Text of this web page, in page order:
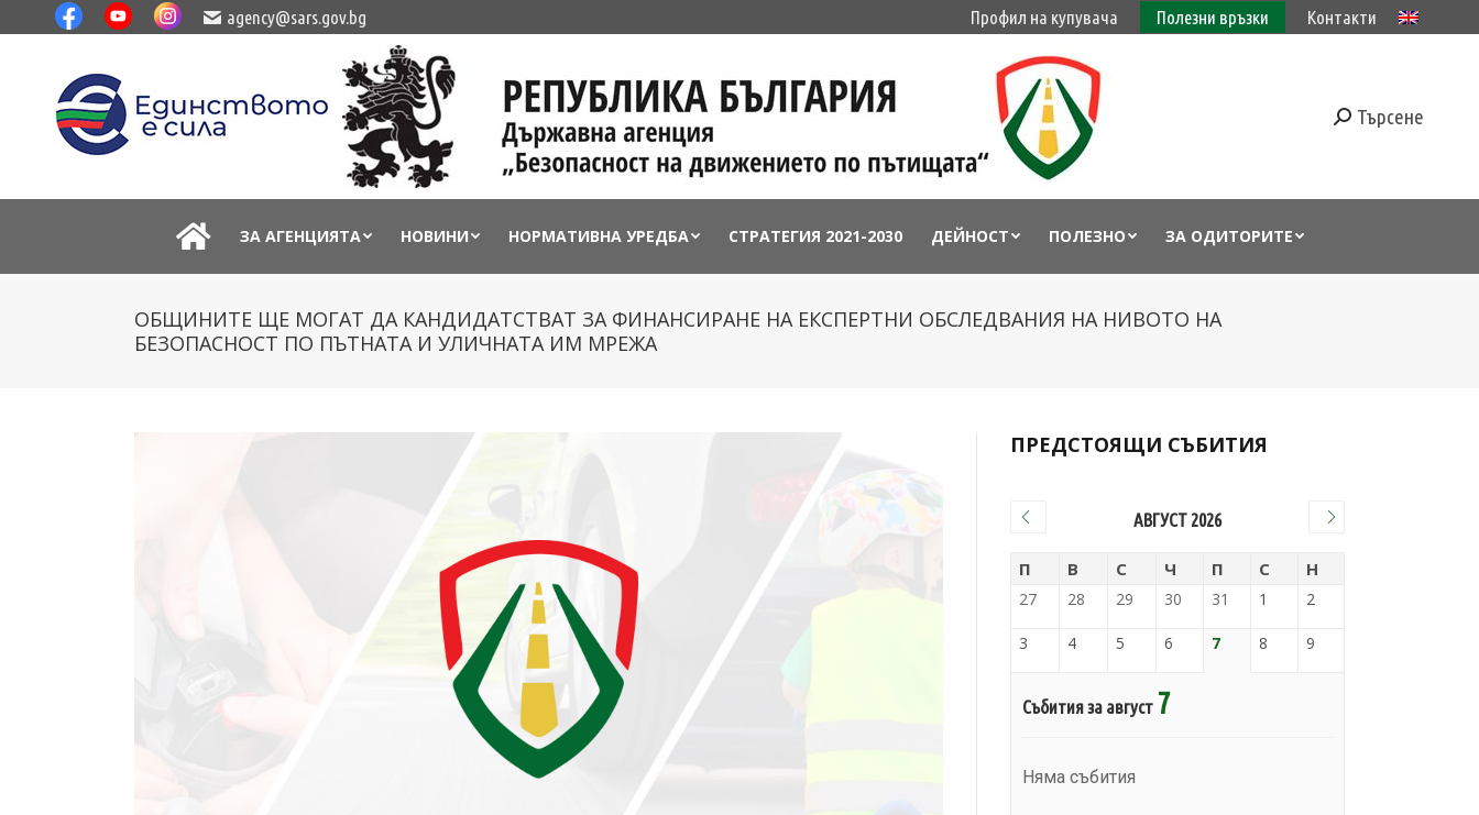
agency@sars.gov.bg Профил на купувача Полезни връзки Контакти
Търсене
ЗА АГЕНЦИЯТА НОВИНИ НОРМАТИВНА УРЕДБА СТРАТЕГИЯ 2021-2030 ДЕЙНОСТ ПОЛЕЗНО ЗА ОДИТОРИТЕ
ОБЩИНИТЕ ЩЕ МОГАТ ДА КАНДИДАТСТВАТ ЗА ФИНАНСИРАНЕ НА ЕКСПЕРТНИ ОБСЛЕДВАНИЯ НА НИВОТО НА
БЕЗОПАСНОСТ ПО ПЪТНАТА И УЛИЧНАТА ИМ МРЕЖА
ПРЕДСТОЯЩИ СЪБИТИЯ
АВГУСТ 2026
П В С Ч П С Н
27 28 29 30 31 1 2
3 4 5 6 7 8 9
Събития за август 7
Няма събития